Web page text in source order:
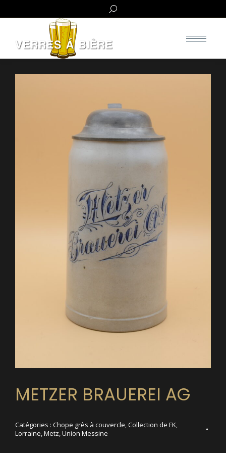
Search:
METZER BRAUEREI AG
Catégories : Chope grès à couvercle,Collection de FK,
Lorraine,Metz,Union Messine